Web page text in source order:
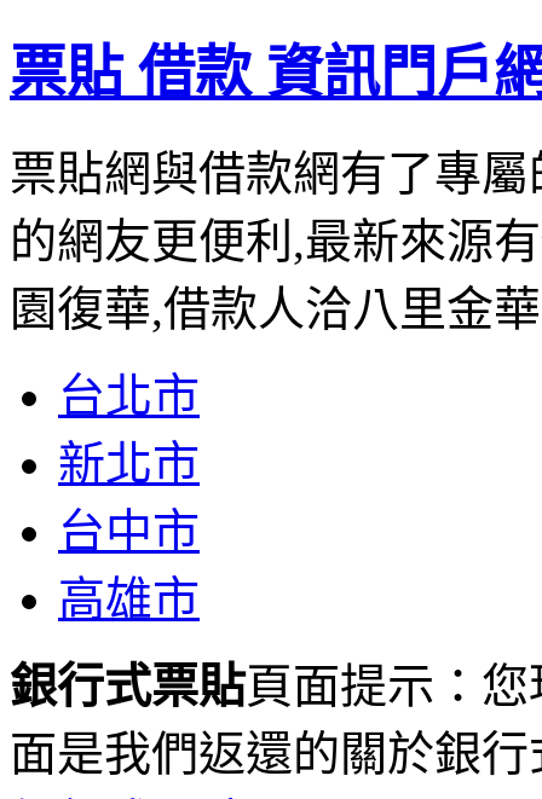
票貼 借款 資訊門戶
票貼網與借款網有了專
的網友更便利,最新來源
園復華,借款人洽八里金
台北市
新北市
台中市
高雄市
銀行式票貼頁面提示：
面是我們返還的關於銀行